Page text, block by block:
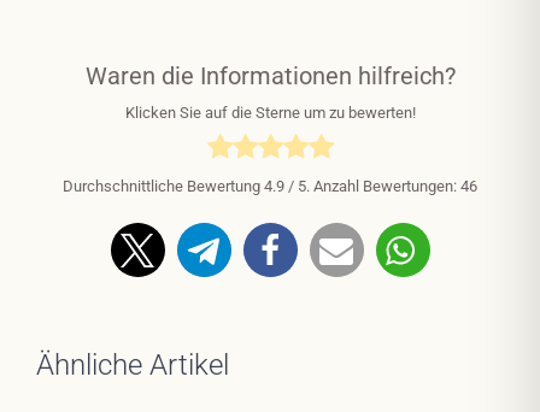
Waren die Informationen hilfreich?
Klicken Sie auf die Sterne um zu bewerten!
Durchschnittliche Bewertung 4.9 / 5. Anzahl Bewertungen: 46
Ähnliche Artikel